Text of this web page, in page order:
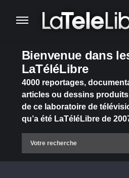
Bienvenue dans
LaTéléLibre
4000 reportages,
articles ou dessins
de ce laboratoire de
qu’a été LaTéléLibre de